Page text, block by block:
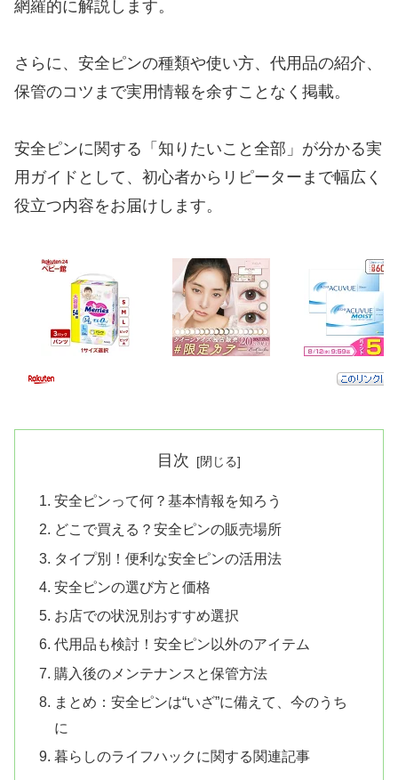
網羅的に解説します。
さらに、安全ピンの種類や使い方、代用品の紹介、
保管のコツまで実用情報を余すことなく掲載。
安全ピンに関する「知りたいこと全部」が分かる実
用ガイドとして、初心者からリピーターまで幅広く
役立つ内容をお届けします。
目次
安全ピンって何？基本情報を知ろう
どこで買える？安全ピンの販売場所
タイプ別！便利な安全ピンの活用法
安全ピンの選び方と価格
お店での状況別おすすめ選択
代用品も検討！安全ピン以外のアイテム
購入後のメンテナンスと保管方法
まとめ：安全ピンは“いざ”に備えて、今のうち
に
暮らしのライフハックに関する関連記事